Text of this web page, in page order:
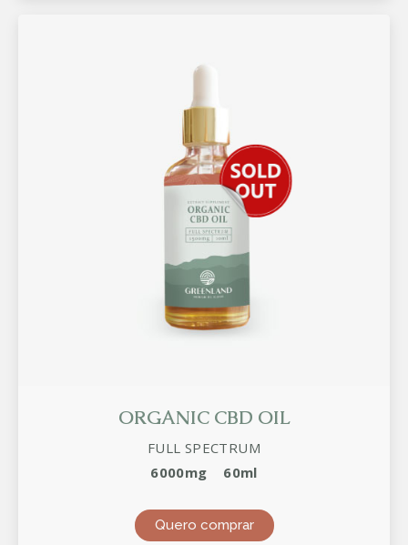
ORGANIC CBD OIL
FULL SPECTRUM
6000mg
60ml
Quero comprar